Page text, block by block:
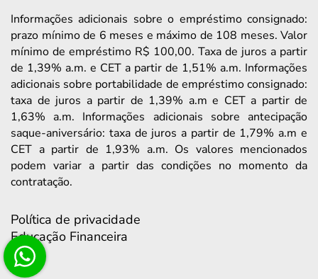
Informações adicionais sobre o empréstimo consignado:
prazo mínimo de 6 meses e máximo de 108 meses. Valor
mínimo de empréstimo R$ 100,00. Taxa de juros a partir
de 1,39% a.m. e CET a partir de 1,51% a.m. Informações
adicionais sobre portabilidade de empréstimo consignado:
taxa de juros a partir de 1,39% a.m e CET a partir de
1,63% a.m. Informações adicionais sobre antecipação
saque-aniversário: taxa de juros a partir de 1,79% a.m e
CET a partir de 1,93% a.m. Os valores mencionados
podem variar a partir das condições no momento da
contratação.
Política de privacidade
Educação Financeira